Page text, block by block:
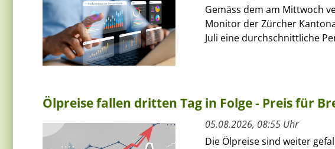
Gemäss dem am Mittwoch
Monitor der Zürcher
Juli eine durchschnittliche
Ölpreise fallen dritten Tag in Folge - Preis für
05.08.2026, 08:55 Uhr
Die Ölpreise sind weiter